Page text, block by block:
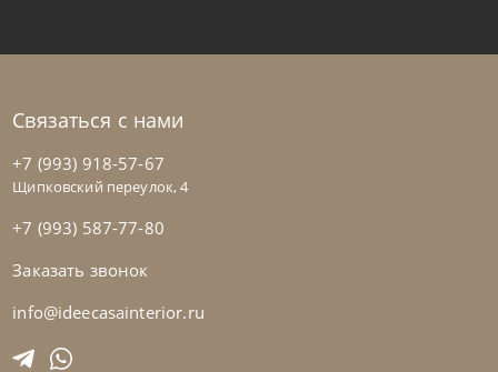
Bontempi
Стол Mago
Связаться с нами
+7 (993) 918-57-67
Щипковский переулок, 4
+7 (993) 587-77-80
Заказать звонок
info@ideecasainterior.ru